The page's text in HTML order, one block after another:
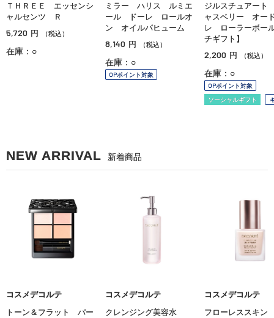
ＴＨＲＥＥ エッセンシ
ャルセンツ Ｒ
5,720 円 （税込）
在庫：○
ミラー ハリス ルミエ
ール ドーレ ロールオ
ン オイルパヒューム
8,140 円 （税込）
在庫：○
OPポイント対象
ジルスチュアー
ャスベリー オー
レ ローラーボー
チギフト】
2,200 円 （税込）
在庫：○
OPポイント対象
ソーシャルギフト
NEW ARRIVAL 新着商品
コスメデコルテ
トーン＆フラット パー
コスメデコルテ
クレンジング美容水
コスメデコルテ
フローレススキ